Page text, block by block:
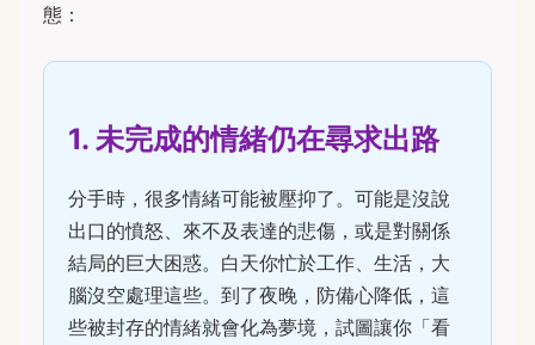
態：
1. 未完成的情緒仍在尋求出路
分手時，很多情緒可能被壓抑了。可能是沒說
出口的憤怒、來不及表達的悲傷，或是對關係
結局的巨大困惑。白天你忙於工作、生活，大
腦沒空處理這些。到了夜晚，防備心降低，這
些被封存的情緒就會化為夢境，試圖讓你「看